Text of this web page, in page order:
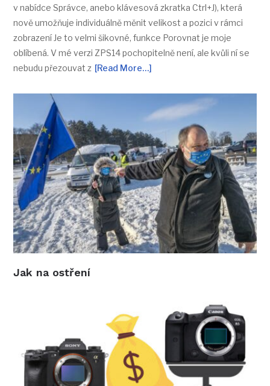
v nabídce Správce, anebo klávesová zkratka Ctrl+J), která
nově umožňuje individuálně měnit velikost a pozici v rámci
zobrazení Je to velmi šikovné, funkce Porovnat je moje
oblíbená. V mé verzi ZPS14 pochopitelně není, ale kvůli ní se
nebudu přezouvat z [Read More…]
Jak na ostření